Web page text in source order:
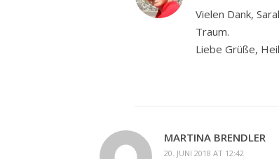
Vielen Dank,
Traum.
Liebe Grüße,
MARTINA BRENDLER
20. JUNI 2018 AT 12:42